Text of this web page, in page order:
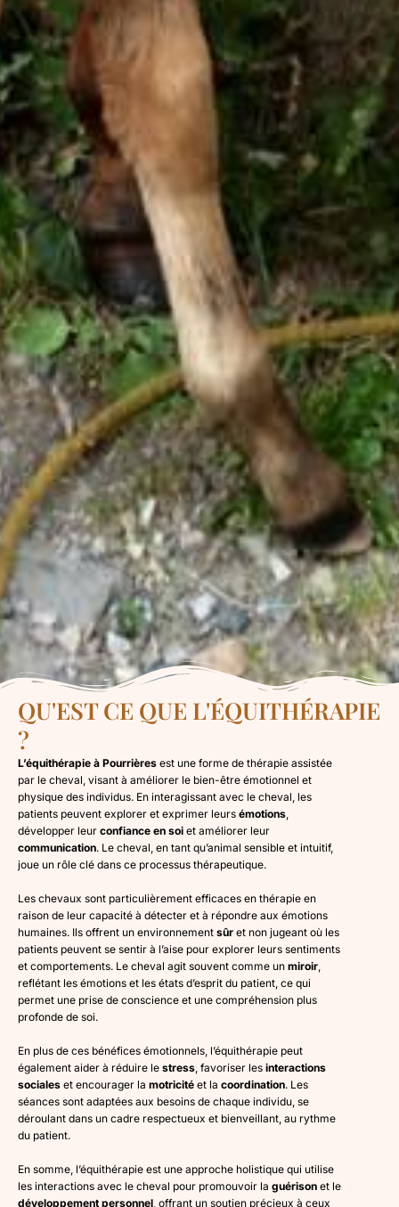
QU'EST CE QUE L'ÉQUITHÉRAPIE
?
L’équithérapie à Pourrières est une forme de thérapie assistée
par le cheval, visant à améliorer le bien-être émotionnel et
physique des individus. En interagissant avec le cheval, les
patients peuvent explorer et exprimer leurs émotions
développer leur confiance en soi et améliorer leur
communication. Le cheval, en tant qu’animal sensible et intuitif,
joue un rôle clé dans ce processus thérapeutique.
Les chevaux sont particulièrement efficaces en thérapie en
raison de leur capacité à détecter et à répondre aux émotions
humaines. Ils offrent un environnement sûr et non jugeant où les
patients peuvent se sentir à l’aise pour explorer leurs sentiments
et comportements. Le cheval agit souvent comme un miroir,
reflétant les émotions et les états d’esprit du patient, ce qui
permet une prise de conscience et une compréhension plus
profonde de soi.
En plus de ces bénéfices émotionnels, l’équithérapie peut
également aider à réduire le stress, favoriser les interactions
sociales et encourager la motricité et la coordination. Les
séances sont adaptées aux besoins de chaque individu, se
déroulant dans un cadre respectueux et bienveillant, au rythme
du patient.
En somme, l’équithérapie est une approche holistique qui utilise
les interactions avec le cheval pour promouvoir la guérison et le
développement personnel, offrant un soutien précieux à ceux